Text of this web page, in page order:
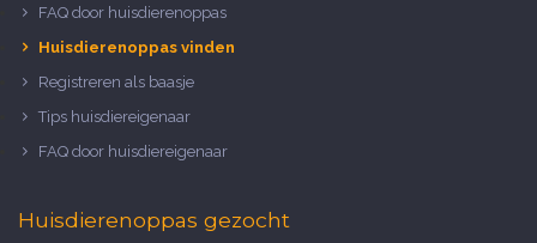
FAQ door huisdierenoppas
Huisdierenoppas vinden
Registreren als baasje
Tips huisdiereigenaar
FAQ door huisdiereigenaar
Huisdierenoppas gezocht